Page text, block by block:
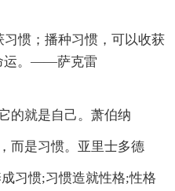
惯；播种习惯，可以收获
运。——萨克雷
的就是自己。萧伯纳
而是习惯。亚里士多德
习惯;习惯造就性格;性格